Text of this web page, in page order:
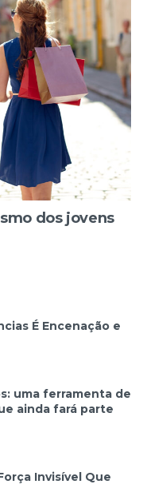
dos jovens
É Encenação e
uma ferramenta de
ainda fará parte
Invisível Que